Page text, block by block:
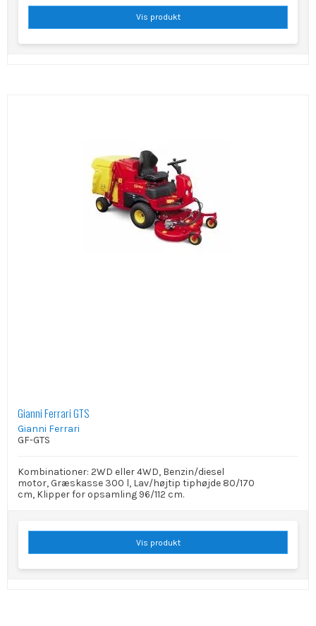
Vis produkt
Gianni Ferrari GTS
Gianni Ferrari
GF-GTS
Kombinationer: 2WD eller 4WD, Benzin/diesel
motor, Græskasse 300 l, Lav/højtip tiphøjde 80/170
cm, Klipper for opsamling 96/112 cm.
Vis produkt